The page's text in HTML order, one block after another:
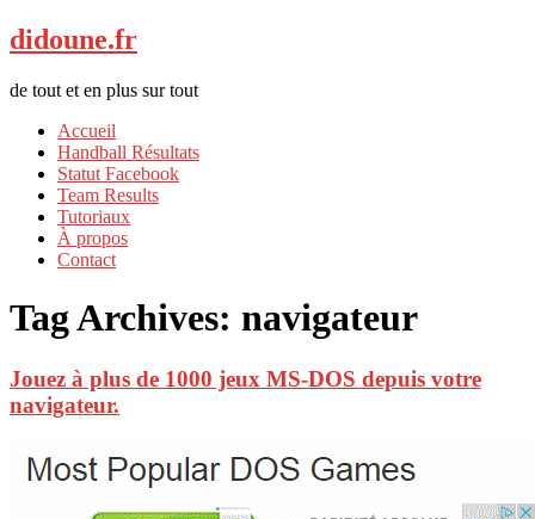
didoune.fr
de tout et en plus sur tout
Accueil
Handball Résultats
Statut Facebook
Team Results
Tutoriaux
À propos
Contact
Tag Archives: navigateur
Jouez à plus de 1000 jeux MS-DOS depuis votre
navigateur.